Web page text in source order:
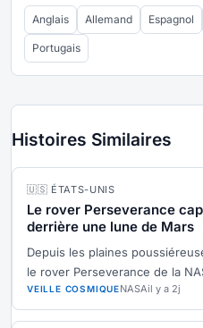
Anglais Allemand Espagnol
Portugais
Histoires Similaires
🇺🇸 ÉTATS-UNIS
Le rover Perseverance
derrière une lune de Mars
Depuis les plaines
le rover Perseverance de la
VEILLE COSMIQUENASAil y a 2j